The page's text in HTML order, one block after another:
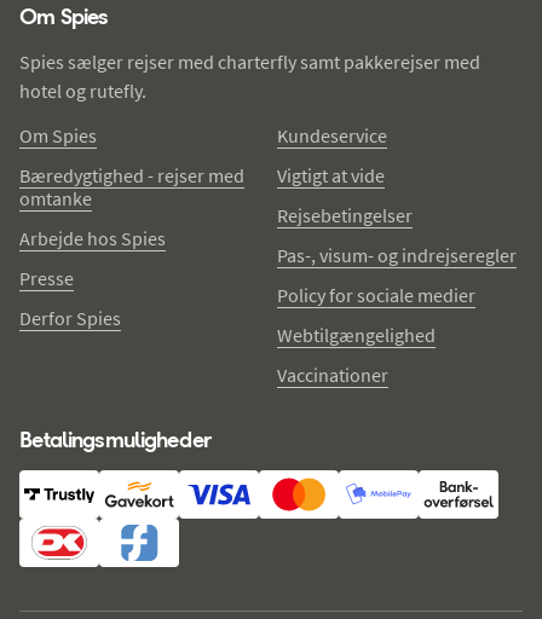
Om Spies
Spies sælger rejser med charterfly samt pakkerejser med
hotel og rutefly.
Om Spies
Bæredygtighed - rejser med
omtanke
Arbejde hos Spies
Presse
Derfor Spies
Kundeservice
Vigtigt at vide
Rejsebetingelser
Pas-, visum- og indrejseregler
Policy for sociale medier
Webtilgængelighed
Vaccinationer
Betalingsmuligheder